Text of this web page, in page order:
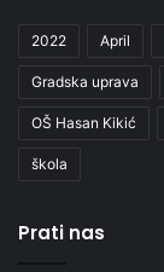
2022 April
Gradska uprava
OŠ Hasan Kikić
škola
Prati nas